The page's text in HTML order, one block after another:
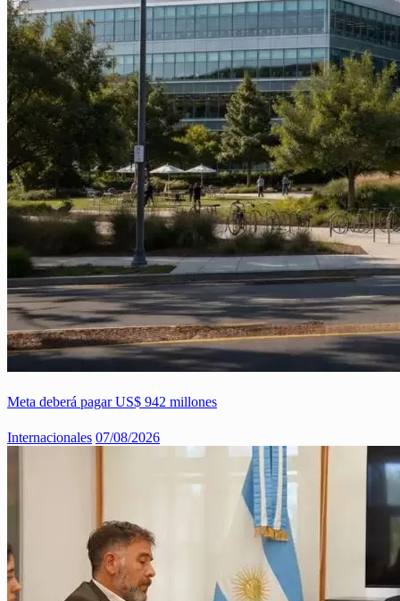
Meta deberá pagar US$ 942 millones
Internacionales 07/08/2026